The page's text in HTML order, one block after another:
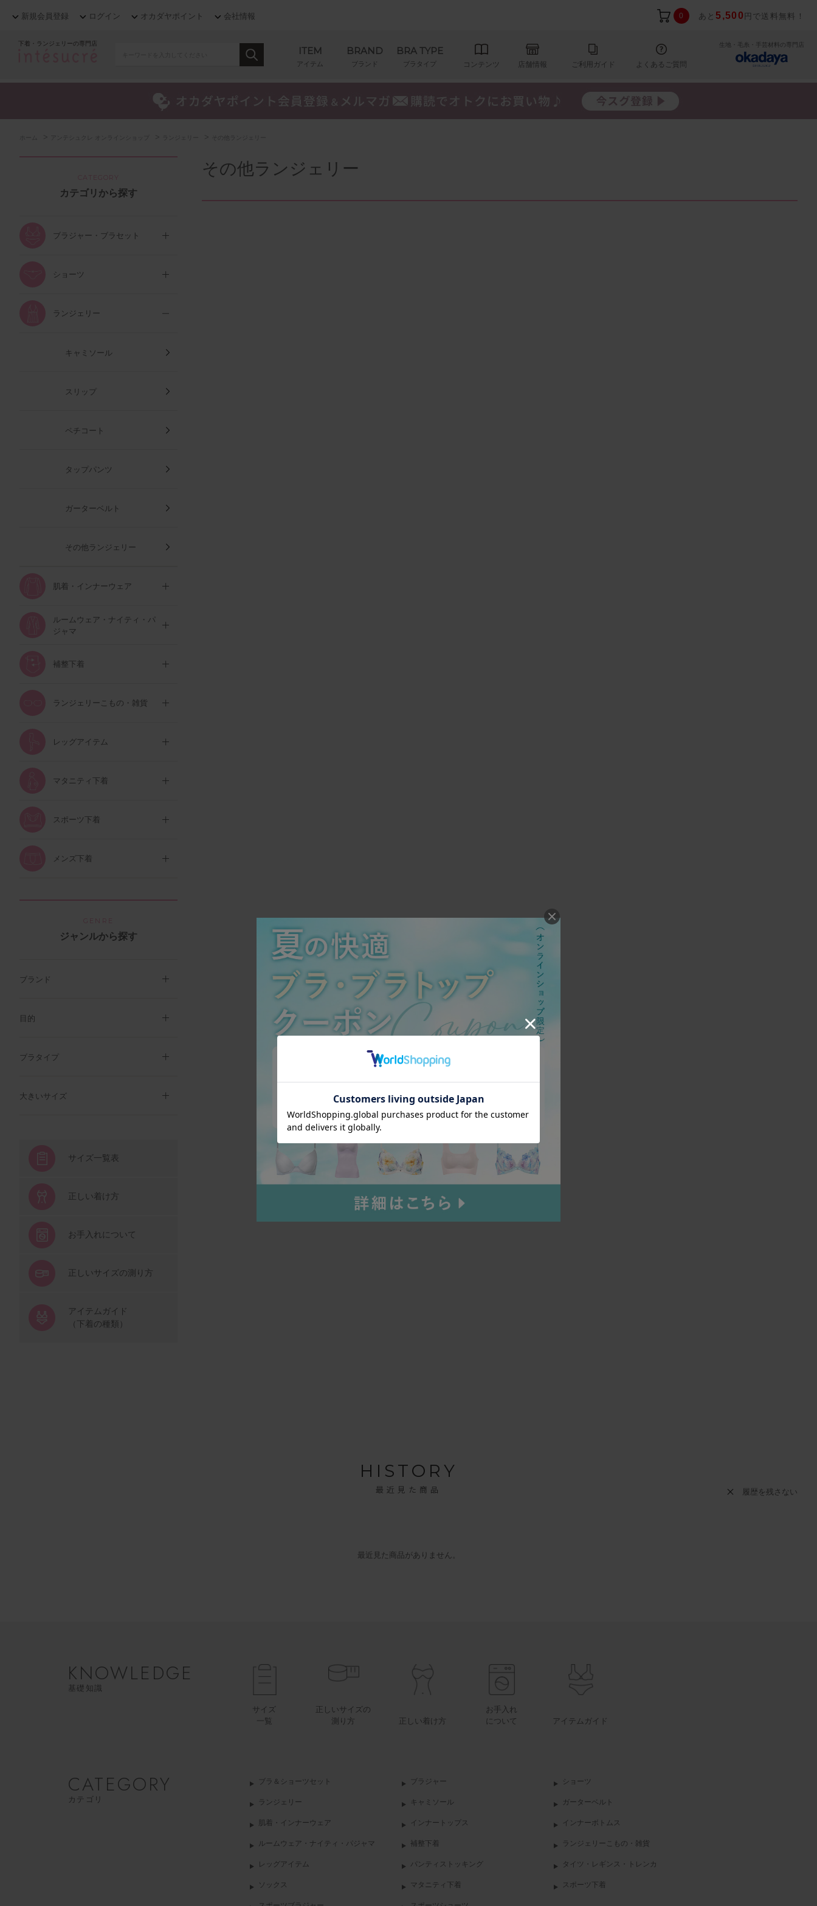
新規会員登録 ログイン オカダヤポイント 会社情報 0 あと 5,500 円で送料無料！
下着・ランジェリーの専門店
ITEM
アイテム
BRAND
ブランド
BRA TYPE
ブラタイプ コンテンツ 店舗情報 ご利用ガイド よくあるご質問
生地・毛糸・手芸材料の専門店
> > > その他ランジェリー
CATEGORY
カテゴリから探す
ブラジャー・ブラセット
ショーツ
ランジェリー
キャミソール
スリップ
ペチコート
タップパンツ
ガーターベルト
その他ランジェリー
肌着・インナーウェア
ルームウェア・ナイティ・パ
ジャマ
補整下着
ランジェリーこもの・雑貨
レッグアイテム
マタニティ下着
スポーツ下着
メンズ下着
GENRE
ジャンルから探す
ブランド
目的
ブラタイプ
大きいサイズ
サイズ一覧表
正しい着け方
お手入れについて
正しいサイズの測り方
アイテムガイド
（下着の種類）
その他ランジェリー
HISTORY
最近見た商品 履歴を残さない
最近見た商品がありません。
KNOWLEDGE
基礎知識
サイズ
一覧
正しいサイズの
測り方
正しい着け方
お手入れ
について
アイテムガイド
CATEGORY
カテゴリ
ブラ＆ショーツセット
ランジェリー
肌着・インナーウェア
ルームウェア・ナイティ・パジャマ
レッグアイテム
ソックス
ブラジャー
キャミソール
インナートップス
補整下着
パンティストッキング
マタニティ下着
ショーツ
ガーターベルト
インナーボトムス
ランジェリーこもの・雑貨
タイツ・レギンス・トレンカ
スポーツ下着